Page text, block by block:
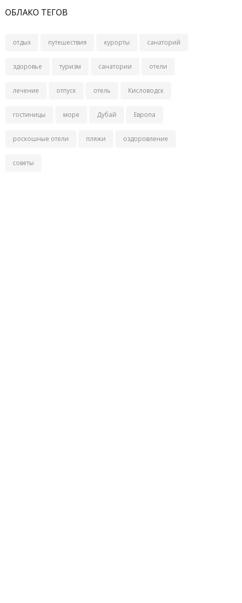
ОБЛАКО ТЕГОВ
отдых путешествия курорты санаторий
здоровье туризм санатории отели
лечение отпуск отель Кисловодск
гостиницы море Дубай Европа
роскошные отели пляжи оздоровление
советы